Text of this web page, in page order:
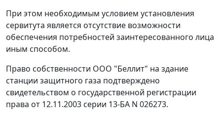
При этом необходимым условием установления
сервитута является отсутствие возможности
обеспечения потребностей заинтересованного лица
иным способом.
Право собственности ООО "Беллит" на здание
станции защитного газа подтверждено
свидетельством о государственной регистрации
права от 12.11.2003 серии 13-БА N 026273.